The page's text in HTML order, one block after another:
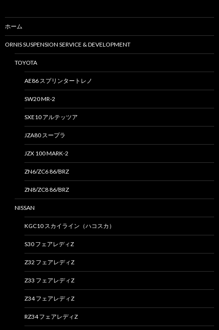
ホーム
ORNIS SUSPENSION SERVICE & DEVELOPMENT
TOYOTA
AE86 スプリンタートレノ
SW20 MR-2
SXE10 アルテッツア
JZA80 スープラ
JZX 100 MARK-2
ZN6/ZC6 86/BRZ
ZN8/ZC8 86/BRZ
NISSAN
KGC10 スカイライン（ハコスカ）
S30 フェアレディZ
Z32 フェアレディZ
Z33 フェアレディZ
Z34 フェアレディZ
RZ34 フェアレディZ